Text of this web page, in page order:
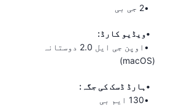
2 جی بی
ویڈیو کارڈ:
اوپن جی ایل 2.0 دوستانہ
(macOS)
ہارڈ ڈسک کی جگہ:
130 ایم بی